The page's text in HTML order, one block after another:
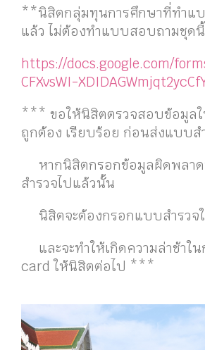
**นิสิตกลุ่มทุนการศึกษาที่ทำแ
แล้ว ไม่ต้องทำแบบสอบถามชุด
https://docs.google.com/
CFXvsWI-
*** ขอให้นิสิตตรวจสอบข้อมูล
ถูกต้อง เรียบร้อย ก่อนส่งแบบส
หากนิสิตกรอกข้อมูลผิดพลาด
สำรวจไปแล้วนั้น
นิสิตจะต้องกรอกแบบสำรวจ
และจะทำให้เกิดความล่าช้าใน
card ให้นิสิตต่อไป ***